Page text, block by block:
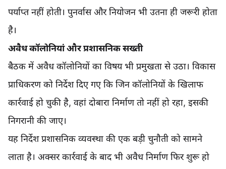
पर्याप्त नहीं होती। पुनर्वास और नियोजन भी उतना ही जरूरी होता
है।
अवैध कॉलोनियां और प्रशासनिक सख्ती
बैठक में अवैध कॉलोनियों का विषय भी प्रमुखता से उठा। विकास
प्राधिकरण को निर्देश दिए गए कि जिन कॉलोनियों के खिलाफ
कार्रवाई हो चुकी है, वहां दोबारा निर्माण तो नहीं हो रहा, इसकी
निगरानी की जाए।
यह निर्देश प्रशासनिक व्यवस्था की एक बड़ी चुनौती को सामने
लाता है। अक्सर कार्रवाई के बाद भी अवैध निर्माण फिर शुरू हो